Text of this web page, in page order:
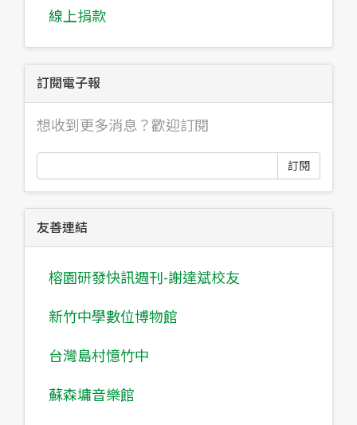
線上捐款
訂閱電子報
想收到更多消息？歡迎訂閱
訂閱
友善連結
榕園研發快訊週刊-謝達斌校友
新竹中學數位博物館
台灣島村憶竹中
蘇森墉音樂館